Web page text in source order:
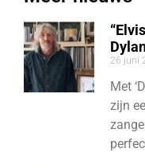
26 juni
Met
zijn